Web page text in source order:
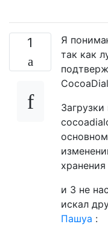
1
Я
так как
и 3 не
искал
Пашуа :